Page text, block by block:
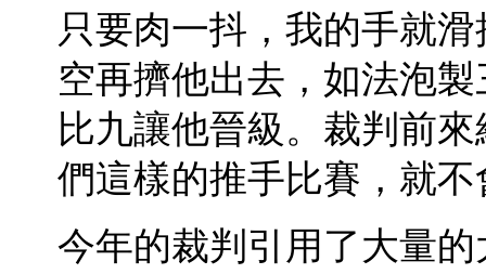
只要肉一抖，我的手就
空再擠他出去，如法泡
比九讓他晉級。裁判前
們這樣的推手比賽，就
今年的裁判引用了大量